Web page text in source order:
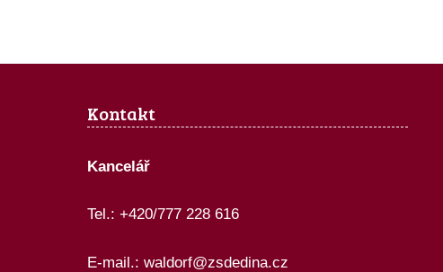
Kontakt
Kancelář
Tel.: +420/777 228 616
E-mail.: waldorf@zsdedina.cz